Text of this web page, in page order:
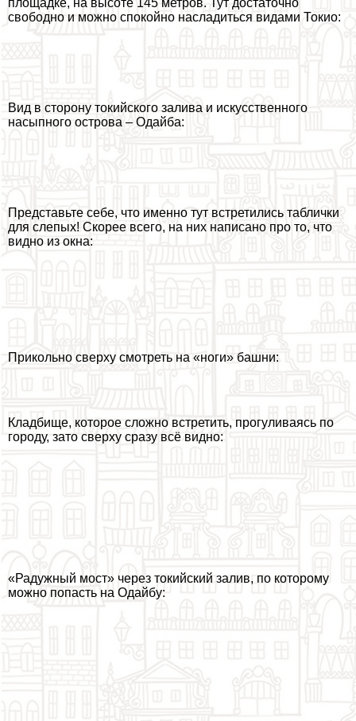
площадке, на высоте 145 метров. Тут достаточно
свободно и можно спокойно насладиться видами Токио:
Вид в сторону токийского залива и искусственного
насыпного острова – Одайба:
Представьте себе, что именно тут встретились таблички
для слепых! Скорее всего, на них написано про то, что
видно из окна:
Прикольно сверху смотреть на «ноги» башни:
Кладбище, которое сложно встретить, прогуливаясь по
городу, зато сверху сразу всё видно:
«Радужный мост» через токийский залив, по которому
можно попасть на Одайбу: